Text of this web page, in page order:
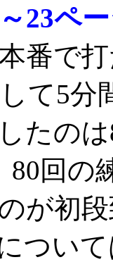
23ペ
番で
て5分
たの
80回の
が初
つい